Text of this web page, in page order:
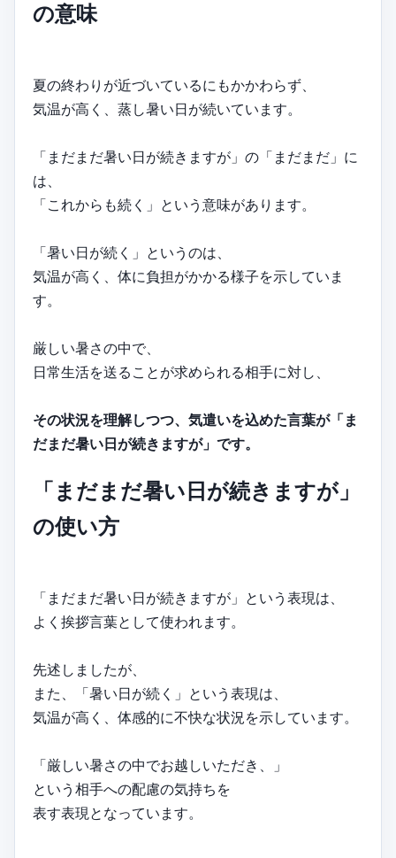
の意味
夏の終わりが近づいているにもかかわらず、
気温が高く、蒸し暑い日が続いています。
「まだまだ暑い日が続きますが」の「まだまだ」に
は、
「これからも続く」という意味があります。
「暑い日が続く」というのは、
気温が高く、体に負担がかかる様子を示していま
す。
厳しい暑さの中で、
日常生活を送ることが求められる相手に対し、
その状況を理解しつつ、気遣いを込めた言葉が「ま
だまだ暑い日が続きますが」です。
「まだまだ暑い日が続きますが」
の使い方
「まだまだ暑い日が続きますが」という表現は、
よく挨拶言葉として使われます。
先述しましたが、
また、「暑い日が続く」という表現は、
気温が高く、体感的に不快な状況を示しています。
「厳しい暑さの中でお越しいただき、」
という相手への配慮の気持ちを
表す表現となっています。